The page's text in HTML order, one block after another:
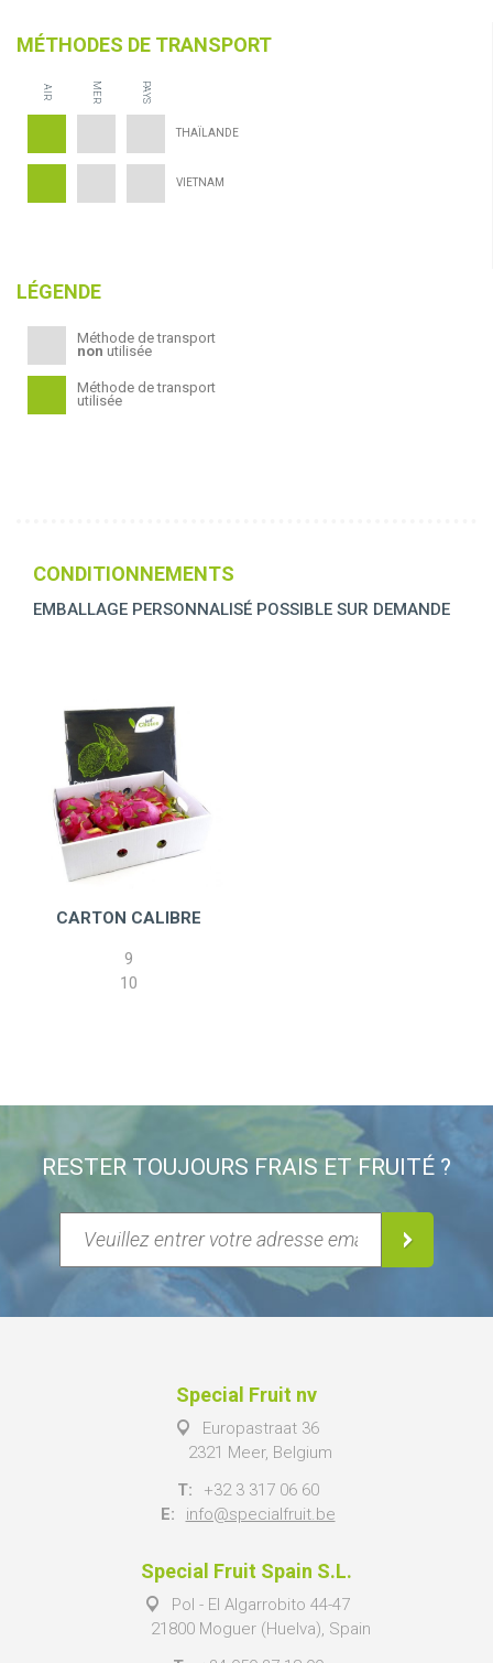
MÉTHODES DE TRANSPORT
AIR MER PAYS
THAÏLANDE
VIETNAM
LÉGENDE
Méthode de transport
non utilisée
Méthode de transport
utilisée
CONDITIONNEMENTS
EMBALLAGE PERSONNALISÉ POSSIBLE SUR DEMANDE
CARTON CALIBRE
9
10
RESTER TOUJOURS FRAIS ET FRUITÉ ?
Special Fruit nv
Europastraat 36
2321 Meer, Belgium
T:
+32 3 317 06 60
E:
info@specialfruit.be
Special Fruit Spain S.L.
Pol - El Algarrobito 44-47
21800 Moguer (Huelva), Spain